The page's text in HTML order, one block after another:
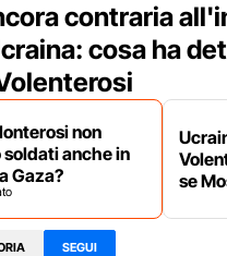
contraria
cosa ha
non
soldati anche in
Gaza?
se
SEGUI